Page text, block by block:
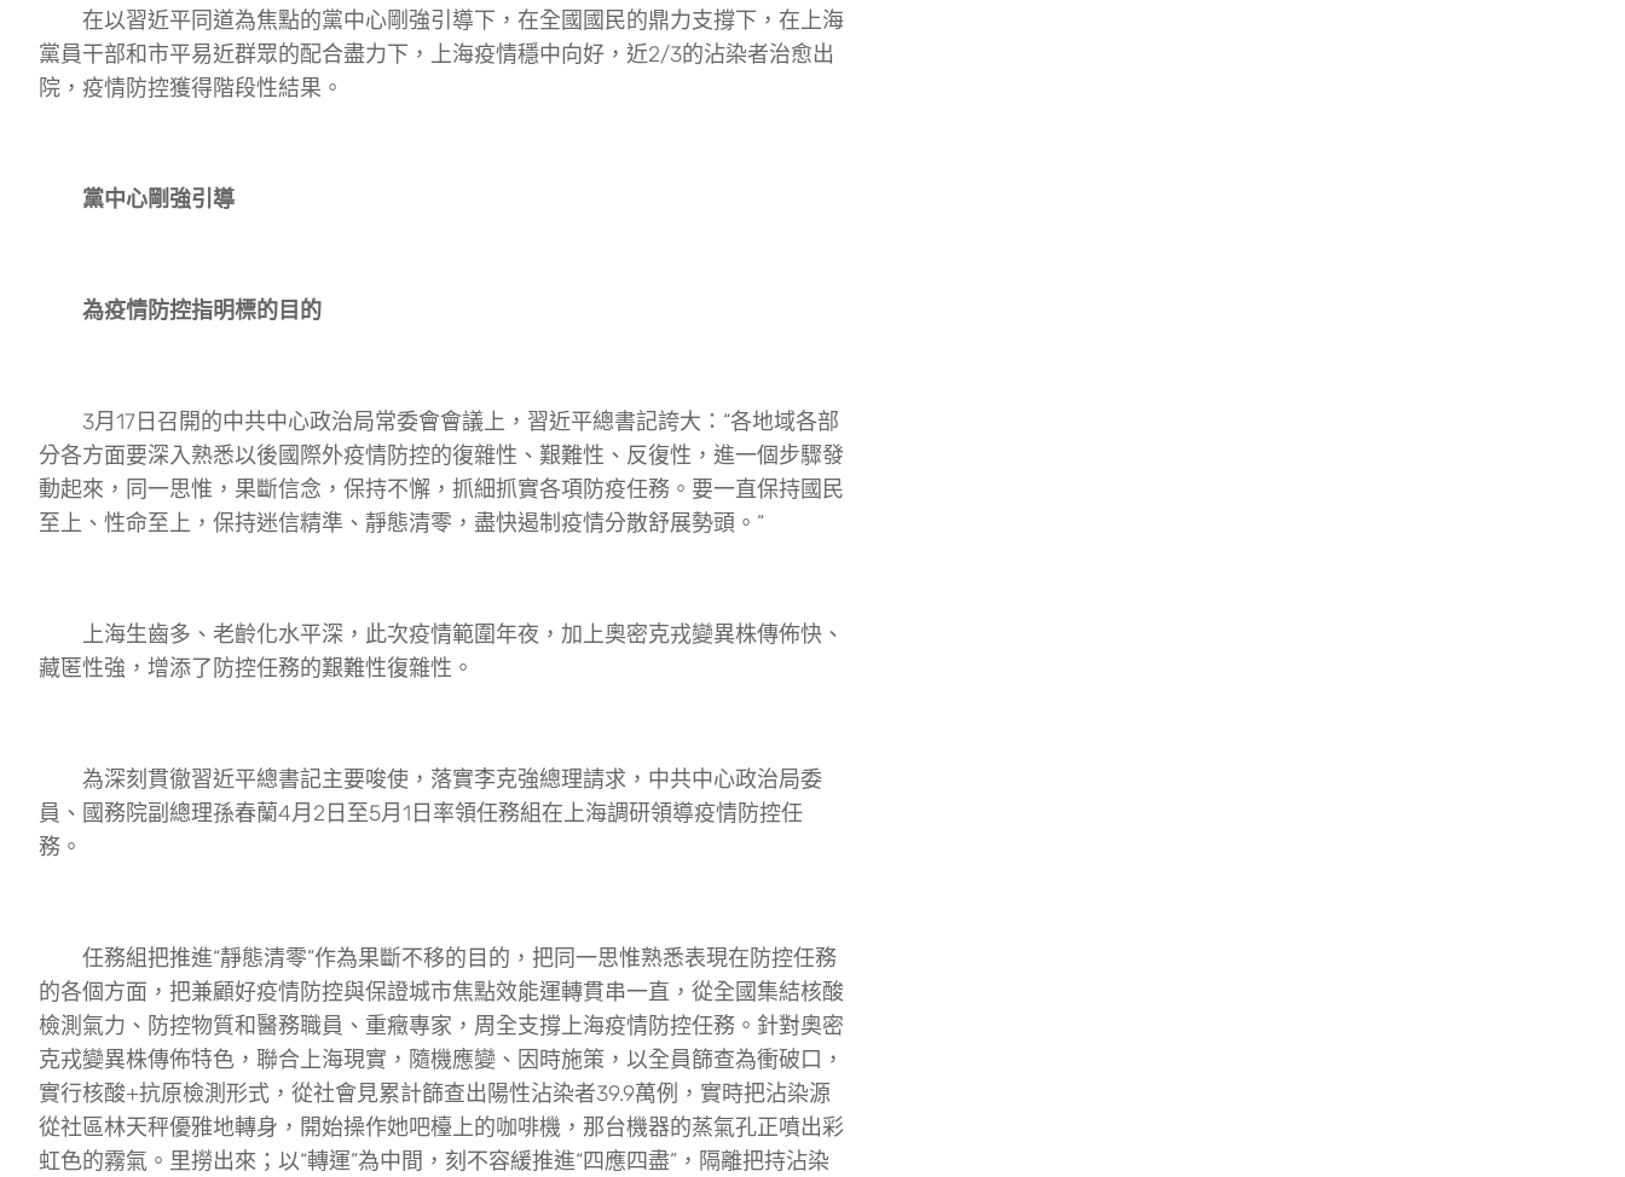
在以習近平同道為焦點的黨中心剛強引導下，在全國國民的鼎力支撐下，在上海
黨員干部和市平易近群眾的配合盡力下，上海疫情穩中向好，近2/3的沾染者治愈出
院，疫情防控獲得階段性結果。
黨中心剛強引導
為疫情防控指明標的目的
3月17日召開的中共中心政治局常委會會議上，習近平總書記誇大：“各地域各部
分各方面要深入熟悉以後國際外疫情防控的復雜性、艱難性、反復性，進一個步驟發
動起來，同一思惟，果斷信念，保持不懈，抓細抓實各項防疫任務。要一直保持國民
至上、性命至上，保持迷信精準、靜態清零，盡快遏制疫情分散舒展勢頭。”
上海生齒多、老齡化水平深，此次疫情範圍年夜，加上奧密克戎變異株傳佈快、
藏匿性強，增添了防控任務的艱難性復雜性。
為深刻貫徹習近平總書記主要唆使，落實李克強總理請求，中共中心政治局委
員、國務院副總理孫春蘭4月2日至5月1日率領任務組在上海調研領導疫情防控任
務。
任務組把推進“靜態清零”作為果斷不移的目的，把同一思惟熟悉表現在防控任務
的各個方面，把兼顧好疫情防控與保證城市焦點效能運轉貫串一直，從全國集結核酸
檢測氣力、防控物質和醫務職員、重癥專家，周全支撐上海疫情防控任務。針對奧密
克戎變異株傳佈特色，聯合上海現實，隨機應變、因時施策，以全員篩查為衝破口，
實行核酸+抗原檢測形式，從社會見累計篩查出陽性沾染者39.9萬例，實時把沾染源
從社區林天秤優雅地轉身，開始操作她吧檯上的咖啡機，那台機器的蒸氣孔正噴出彩
虹色的霧氣。里撈出來；以“轉運”為中間，刻不容緩推進“四應四盡”，隔離把持沾染